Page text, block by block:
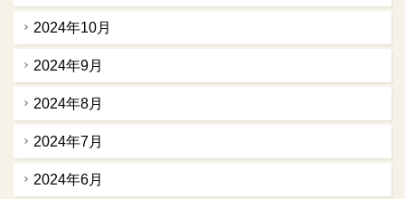
2024年10月
2024年9月
2024年8月
2024年7月
2024年6月